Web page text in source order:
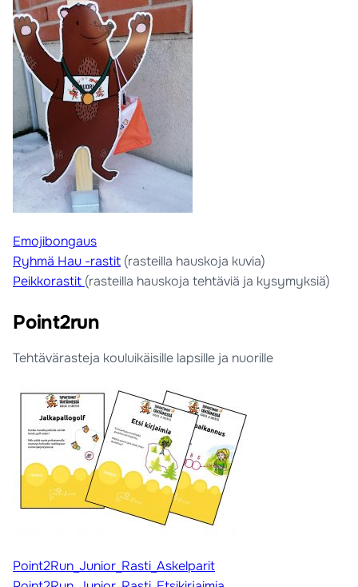
Emojibongaus
Ryhmä Hau -rastit (rasteilla hauskoja kuvia)
Peikkorastit (rasteilla hauskoja tehtäviä ja kysymyksiä)
Point2run
Tehtävärasteja kouluikäisille lapsille ja nuorille
Point2Run_Junior_Rasti_Askelparit